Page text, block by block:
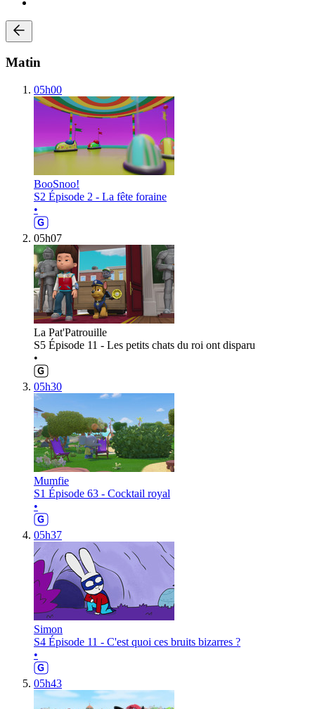
Matin
05h00
BooSnoo!
S2 Épisode 2 - La fête foraine
•
05h07
La Pat'Patrouille
S5 Épisode 11 - Les petits chats du roi ont disparu
•
05h30
Mumfie
S1 Épisode 63 - Cocktail royal
•
05h37
Simon
S4 Épisode 11 - C'est quoi ces bruits bizarres ?
•
05h43